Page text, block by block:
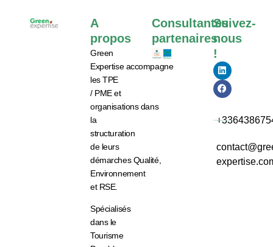
A
propos
Green
Expertiseaccompagne
lesTPE
/ PME et
organisationsdans
la
structuration
de leurs
démarchesQualité,
Environnement
et RSE.
Spécialisés
dans le
Tourisme
Consultantes
partenaires
Suivez-
nous
!